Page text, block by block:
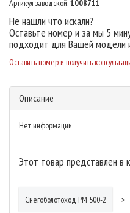
Артикул заводской:1008711
Не нашли что искали?
Оставьте номер и за мы 5
подходит для Вашей модели
Оставить номер и получить
Описание
Нет информации
Этот товар представлен в
Снегоболотоход РМ 500-2